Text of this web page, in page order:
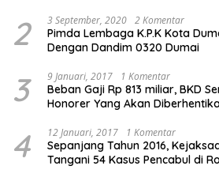
2 3 September, 2020 2 Komentar
Pimda Lembaga K.P.K Kota
Dengan Dandim 0320 Dumai
3 9 Januari, 2017 1 Komentar
Beban Gaji Rp 813 miliar, BKD
Honorer Yang Akan
4 12 Januari, 2017 1 Komentar
Sepanjang Tahun 2016, Kejaksaan
Tangani 54 Kasus Pencabul di